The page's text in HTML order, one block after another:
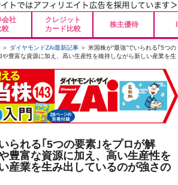
会社
較
クレジット
カード比較
株主優待
＞ ダイヤモンドZAi最新記事 ＞ 米国株が“最強”でいられる｢5つの
豊富な資源に加え、高い生産性を維持しながら新しい産業を生
られる｢5つの要素｣をプロが解
豊富な資源に加え、高い生産性を
産業を生み出しているのが強さの